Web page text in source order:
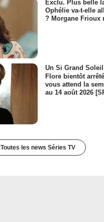
Exclu. Plus belle
Ophélie va-t-elle
? Morgane Frioux
Un Si Grand
Flore bientôt
vous attend la
au 14 août 2026
Toutes les news Séries TV